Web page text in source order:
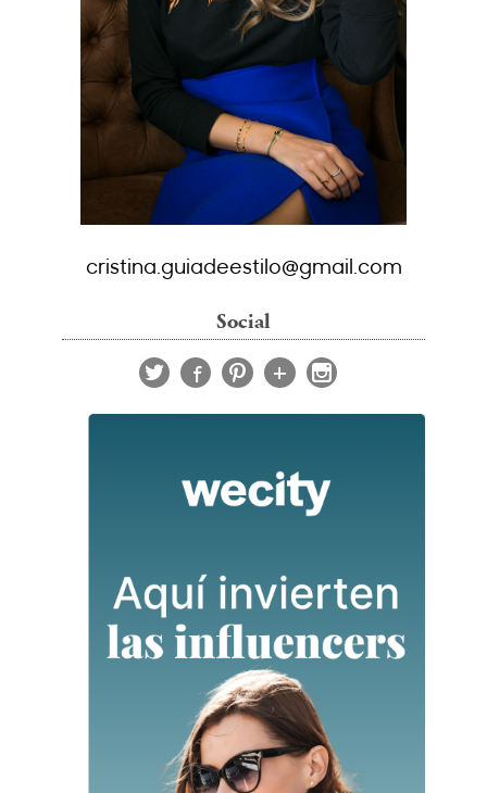
cristina.guiadeestilo@gmail.com
Social